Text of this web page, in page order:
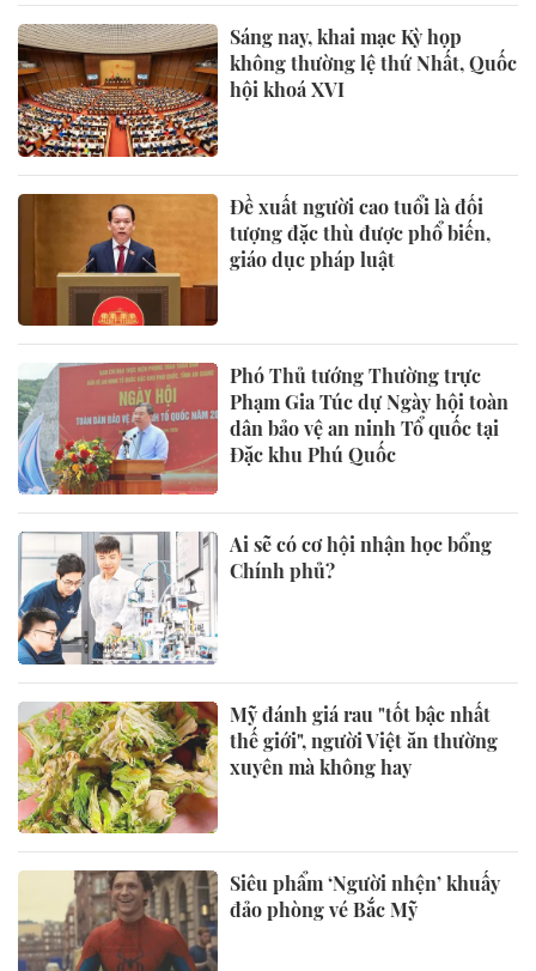
Sáng nay, khai mạc Kỳ họp
không thường lệ thứ Nhất, Quốc
hội khoá XVI
Đề xuất người cao tuổi là đối
tượng đặc thù được phổ biến,
giáo dục pháp luật
Phó Thủ tướng Thường trực
Phạm Gia Túc dự Ngày hội toàn
dân bảo vệ an ninh Tổ quốc tại
Đặc khu Phú Quốc
Ai sẽ có cơ hội nhận học bổng
Chính phủ?
Mỹ đánh giá rau "tốt bậc nhất
thế giới", người Việt ăn thường
xuyên mà không hay
Siêu phẩm ‘Người nhện’ khuấy
đảo phòng vé Bắc Mỹ